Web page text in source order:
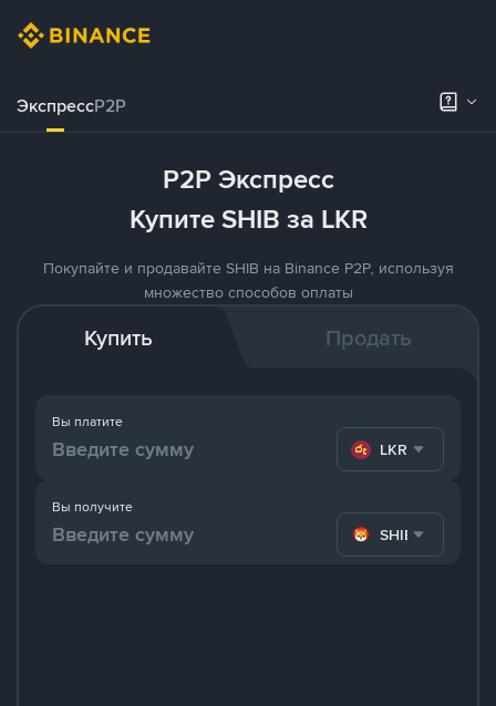
ЭкспрессP2P
P2P Экспресс
Купите SHIB за LKR
Покупайте и продавайте SHIB на Binance P2P, используя
множество способов оплаты
Купить Продать
Вы платите
LKR
Вы получите
SHIB